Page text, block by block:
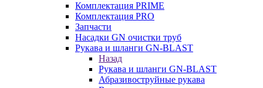
Комплектация PRIME
Комплектация PRO
Запчасти
Насадки GN очистки труб
Рукава и шланги GN-BLAST
Назад
Рукава и шланги GN-BLAST
Абразивоструйные рукава